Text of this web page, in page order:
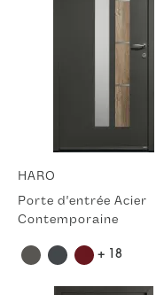
HARO
Porte d'entrée Acier
Contemporaine
+ 18